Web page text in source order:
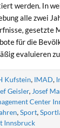
werden. In
alle zwei
gesetzte
für die
evaluieren
Kufstein, IMAD,
Geisler, Josef
Center
,Sport,
Innsbruck